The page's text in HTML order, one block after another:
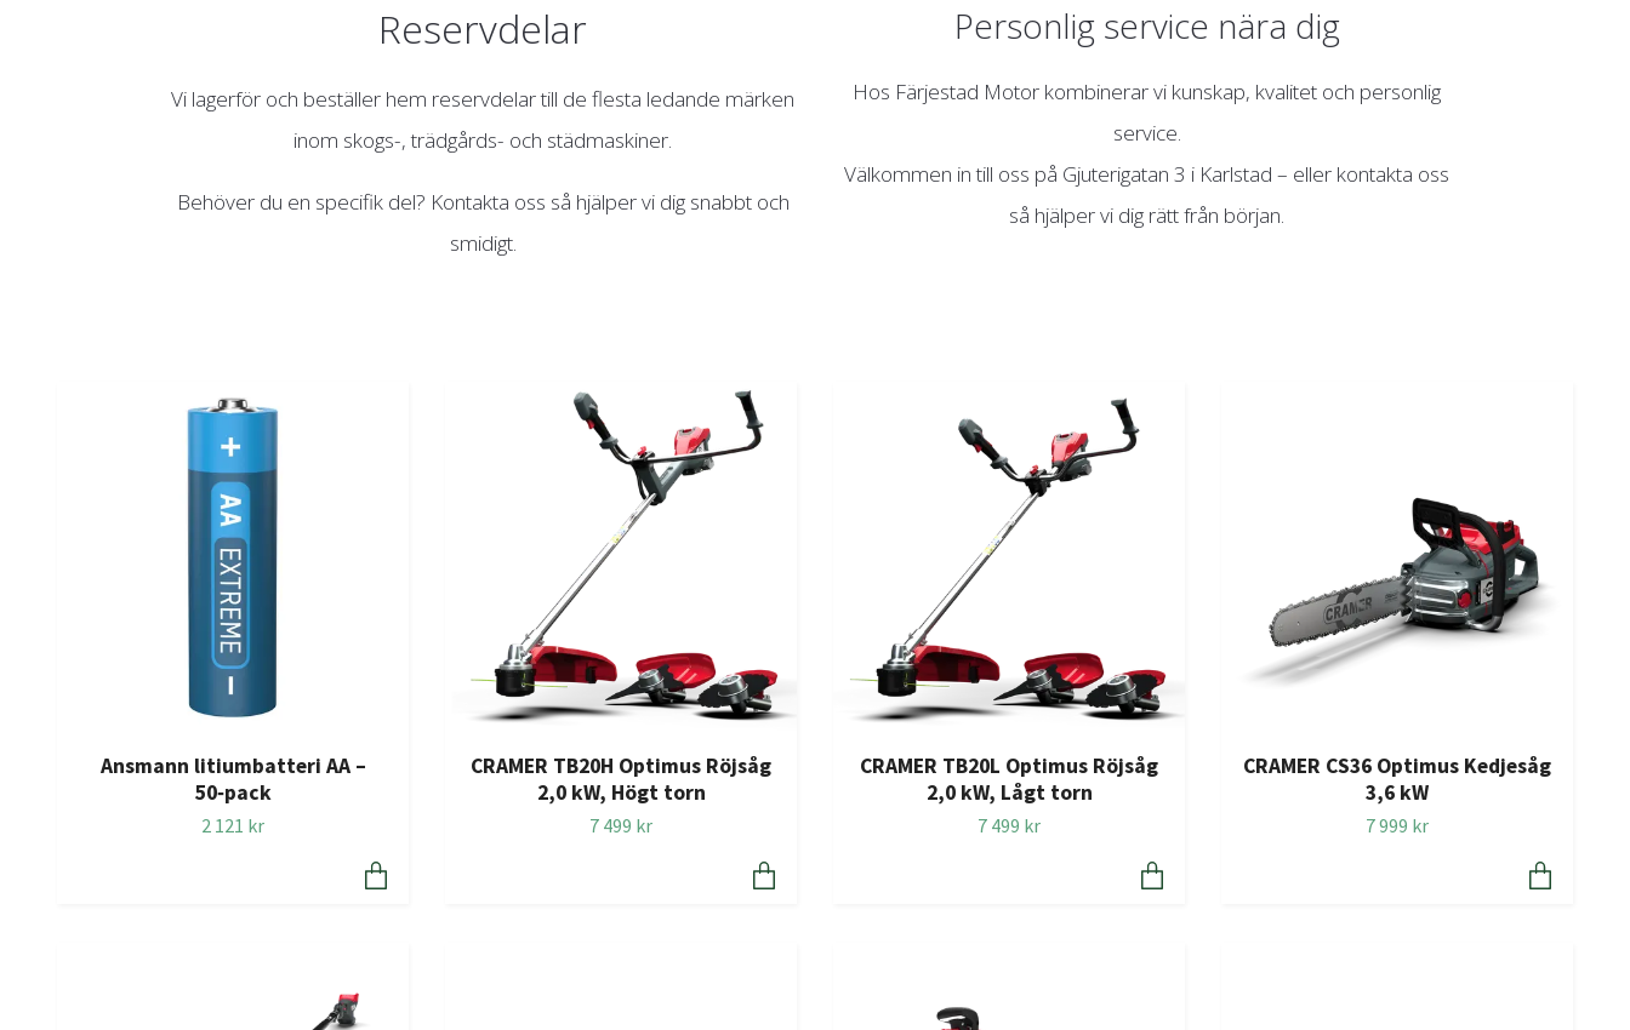
Reservdelar
Vi lagerför och beställer hem reservdelar till de flesta ledande märken
inom skogs-, trädgårds- och städmaskiner.
Behöver du en specifik del? Kontakta oss så hjälper vi dig snabbt och
smidigt.
Personlig service nära dig
Hos Färjestad Motor kombinerar vi kunskap, kvalitet och personlig
service.
Välkommen in till oss på Gjuterigatan 3 i Karlstad – eller kontakta oss
så hjälper vi dig rätt från början.
Ansmann litiumbatteri AA –
50‑pack
2 121 kr
CRAMER TB20H Optimus Röjsåg
2,0 kW, Högt torn
7 499 kr
CRAMER TB20L Optimus Röjsåg
2,0 kW, Lågt torn
7 499 kr
CRAMER CS36 Optimus Kedjesåg
3,6 kW
7 999 kr